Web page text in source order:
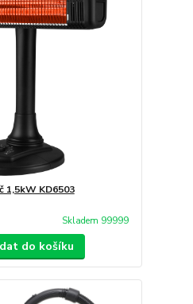
1,5kW KD6503
Skladem 99999
do košíku